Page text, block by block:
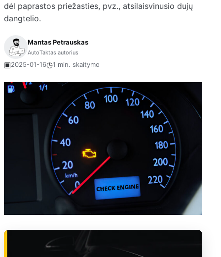
dėl paprastos priežasties, pvz., atsilaisvinusio dujų
dangtelio.
Mantas Petrauskas
AutoTaktas autorius
▣2025-01-16◷1 min. skaitymo